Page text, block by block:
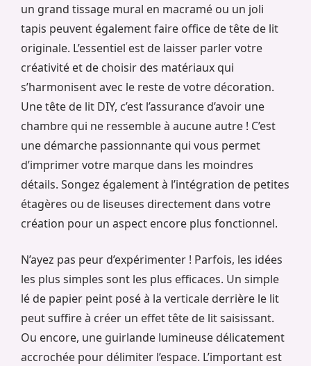
un grand tissage mural en macramé ou un joli
tapis peuvent également faire office de tête de lit
originale. L’essentiel est de laisser parler votre
créativité et de choisir des matériaux qui
s’harmonisent avec le reste de votre décoration.
Une tête de lit DIY, c’est l’assurance d’avoir une
chambre qui ne ressemble à aucune autre ! C’est
une démarche passionnante qui vous permet
d’imprimer votre marque dans les moindres
détails. Songez également à l’intégration de petites
étagères ou de liseuses directement dans votre
création pour un aspect encore plus fonctionnel.
N’ayez pas peur d’expérimenter ! Parfois, les idées
les plus simples sont les plus efficaces. Un simple
lé de papier peint posé à la verticale derrière le lit
peut suffire à créer un effet tête de lit saisissant.
Ou encore, une guirlande lumineuse délicatement
accrochée pour délimiter l’espace. L’important est